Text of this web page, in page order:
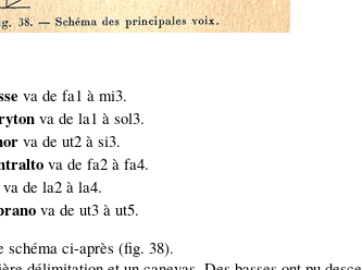
va de fa1 à mi3.
va de la1 à sol3.
va de ut2 à si3.
va de fa2 à fa4.
va de la2 à la4.
va de ut3 à ut5.
schéma ci-après (fig. 38).